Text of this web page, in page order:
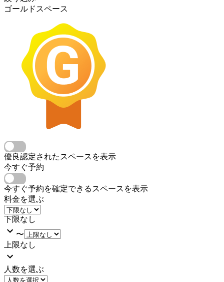
ゴールドスペース
優良認定されたスペースを表示
今すぐ予約
今すぐ予約を確定できるスペースを表示
料金を選ぶ
下限なし
〜
上限なし
人数を選ぶ